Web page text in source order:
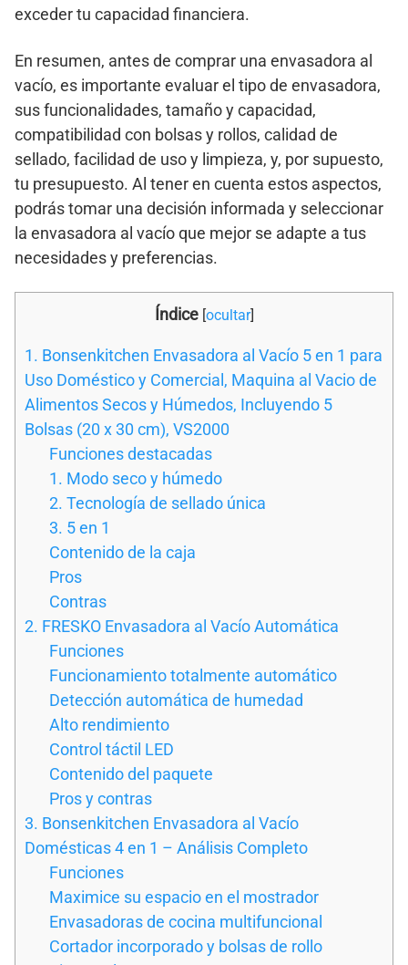
exceder tu capacidad financiera.
En resumen, antes de comprar una envasadora al
vacío, es importante evaluar el tipo de envasadora,
sus funcionalidades, tamaño y capacidad,
compatibilidad con bolsas y rollos, calidad de
sellado, facilidad de uso y limpieza, y, por supuesto,
tu presupuesto. Al tener en cuenta estos aspectos,
podrás tomar una decisión informada y seleccionar
la envasadora al vacío que mejor se adapte a tus
necesidades y preferencias.
Índice [ocultar]
1. Bonsenkitchen Envasadora al Vacío 5 en 1 para
Uso Doméstico y Comercial, Maquina al Vacio de
Alimentos Secos y Húmedos, Incluyendo 5
Bolsas (20 x 30 cm), VS2000
Funciones destacadas
1. Modo seco y húmedo
2. Tecnología de sellado única
3. 5 en 1
Contenido de la caja
Pros
Contras
2. FRESKO Envasadora al Vacío Automática
Funciones
Funcionamiento totalmente automático
Detección automática de humedad
Alto rendimiento
Control táctil LED
Contenido del paquete
Pros y contras
3. Bonsenkitchen Envasadora al Vacío
Domésticas 4 en 1 – Análisis Completo
Funciones
Maximice su espacio en el mostrador
Envasadoras de cocina multifuncional
Cortador incorporado y bolsas de rollo